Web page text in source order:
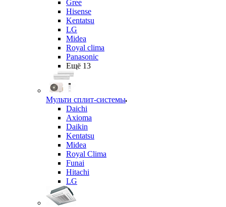
Gree
Hisense
Kentatsu
LG
Midea
Royal clima
Panasonic
Ещё 13
Мульти сплит-системы
Daichi
Axioma
Daikin
Kentatsu
Midea
Royal Clima
Funai
Hitachi
LG